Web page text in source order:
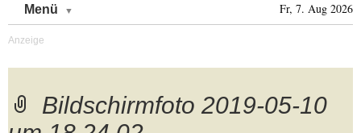
Menü Fr, 7. Aug 2026
Bildschirmfoto 2019-05-10